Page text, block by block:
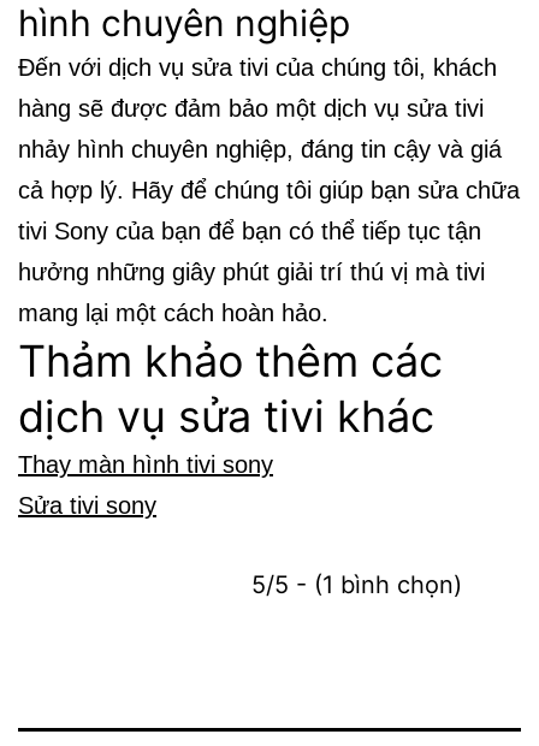
hình chuyên nghiệp
Đến với dịch vụ sửa tivi của chúng tôi, khách
hàng sẽ được đảm bảo một dịch vụ sửa tivi
nhảy hình chuyên nghiệp, đáng tin cậy và giá
cả hợp lý. Hãy để chúng tôi giúp bạn sửa chữa
tivi Sony của bạn để bạn có thể tiếp tục tận
hưởng những giây phút giải trí thú vị mà tivi
mang lại một cách hoàn hảo.
Thảm khảo thêm các
dịch vụ sửa tivi khác
Thay màn hình tivi sony
Sửa tivi sony
5/5 - (1 bình chọn)